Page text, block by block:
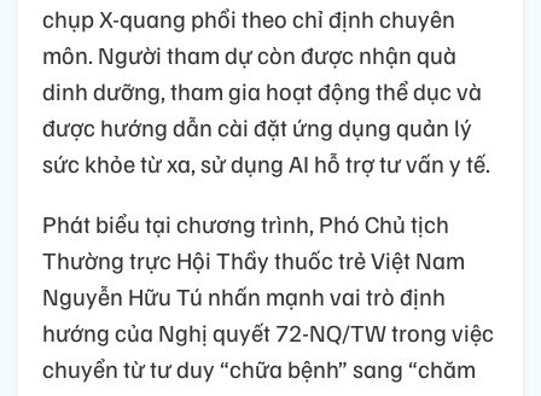
chụp X-quang phổi theo chỉ định chuyên
môn. Người tham dự còn được nhận quà
dinh dưỡng, tham gia hoạt động thể dục và
được hướng dẫn cài đặt ứng dụng quản lý
sức khỏe từ xa, sử dụng AI hỗ trợ tư vấn y tế.
Phát biểu tại chương trình, Phó Chủ tịch
Thường trực Hội Thầy thuốc trẻ Việt Nam
Nguyễn Hữu Tú nhấn mạnh vai trò định
hướng của Nghị quyết 72-NQ/TW trong việc
chuyển từ tư duy “chữa bệnh” sang “chăm